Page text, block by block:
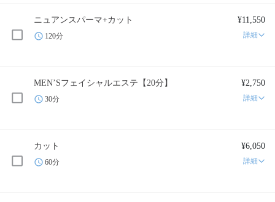
ニュアンスパーマ+カット ¥11,550
120分 詳細
MEN’Sフェイシャルエステ【20分】 ¥2,750
30分 詳細
カット ¥6,050
60分 詳細